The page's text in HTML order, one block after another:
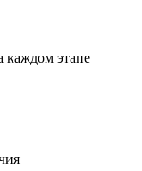
этапе